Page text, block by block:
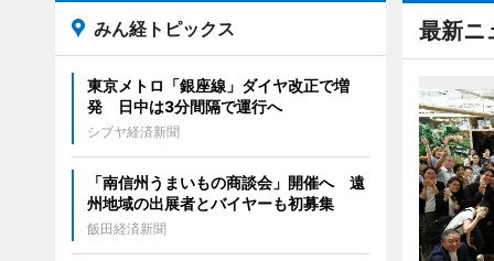
最新ニ
みん経トピックス
東京メトロ「銀座線」ダイヤ改正で増
発 日中は3分間隔で運行へ
シブヤ経済新聞
「南信州うまいもの商談会」開催へ 遠
州地域の出展者とバイヤーも初募集
飯田経済新聞